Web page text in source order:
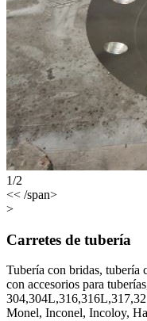
1/2
<< /span>
>
Carretes de tubería
Tubería con bridas, tubería
con accesorios para
Monel, Inconel, Incoloy,